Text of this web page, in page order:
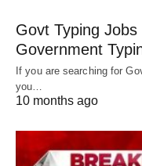
Govt Typing
Government
If you are searching for
you…
10 months ago